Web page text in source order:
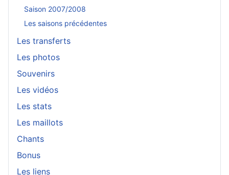
Saison 2007/2008
Les saisons précédentes
Les transferts
Les photos
Souvenirs
Les vidéos
Les stats
Les maillots
Chants
Bonus
Les liens